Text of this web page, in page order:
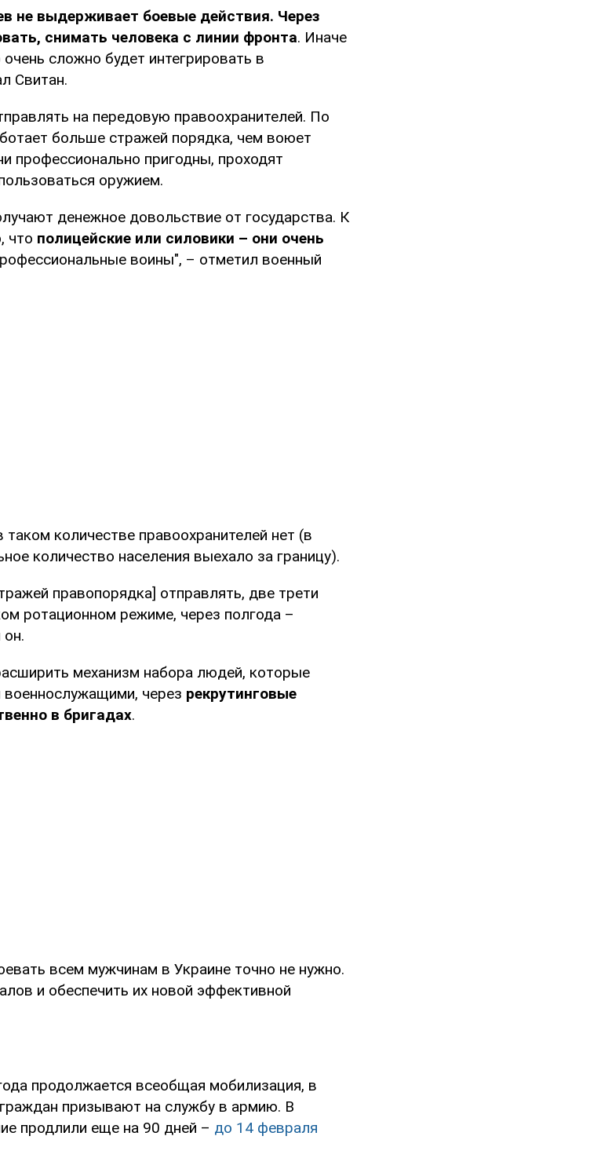
не выдерживает боевые действия. Через
снимать человека с линии фронта. Иначе
сложно будет интегрировать в
Свитан.
на передовую правоохранителей. По
больше стражей порядка, чем воюет
профессионально пригодны, проходят
оружием.
денежное довольствие от государства. К
что полицейские или силовики – они очень
воины", – отметил военный
количестве правоохранителей нет (в
количество населения выехало за границу).
правопорядка] отправлять, две трети
ротационном режиме, через полгода –
механизм набора людей, которые
через рекрутинговые
в бригадах.
всем мужчинам в Украине точно не нужно.
и обеспечить их новой эффективной
продолжается всеобщая мобилизация, в
призывают на службу в армию. В
продлили еще на 90 дней – до 14 февраля